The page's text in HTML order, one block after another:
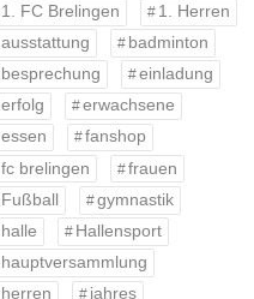
1. FC Brelingen
1. Herren
ausstattung
badminton
besprechung
einladung
erfolg
erwachsene
essen
fanshop
fc brelingen
frauen
Fußball
gymnastik
halle
Hallensport
hauptversammlung
herren
jahres